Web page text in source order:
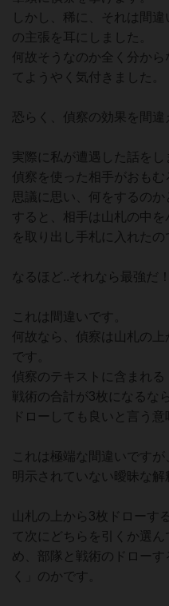
しかし、稀に、それは間
の主張を耳にしました。
何故そうなのか全く分か
てようやく気付きました。
恐らく、偵察の効果を間違
実際に私が遭遇した話をし
偵察を使った相手がおも
思議に思い、何をするのか
すると、相手は山札の中
を取り出し手札に入れたの
なるほど..それなら最強だ！
これは間違いです。
何故なら、偵察は山札の
です。
偵察のテキストに含まれ
戦術の合計が3枚になるな
ドローしても良いと言う意
これは極端な間違いです
明示されていない曖昧な解
山札の上から3枚ドローす
て次にどちらを引くか選
め、部隊と戦術のドローす
く」のかです。